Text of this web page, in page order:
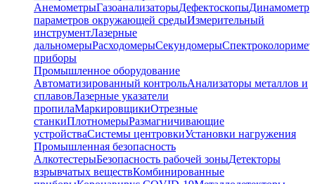
АнемометрыГазоанализаторыДефектоскопы
параметров окружающей средыИзмерительный
инструментЛазерные
дальномерыРасходомерыСекундомеры
приборы
Промышленное оборудование
Автоматизированный контрольАнализаторы металлов и
сплавовЛазерные указатели
пропилаМаркировщикиОтрезные
станкиПлотномерыРазмагничивающие
устройстваСистемы центровкиУстановки нагружения
Промышленная безопасность
АлкотестерыБезопасность рабочей зоныДетекторы
взрывчатых веществКомбинированные